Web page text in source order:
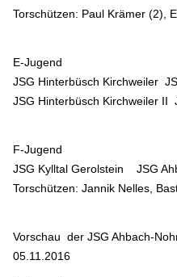
Torschützen: Paul Krämer (2),
E-Jugend
JSG Hinterbüsch Kirchweiler
JSG Hinterbüsch Kirchweiler
F-Jugend
JSG Kylltal Gerolstein JSG
Torschützen: Jannik Nelles,
Vorschau der JSG Ahbach-
05.11.2016